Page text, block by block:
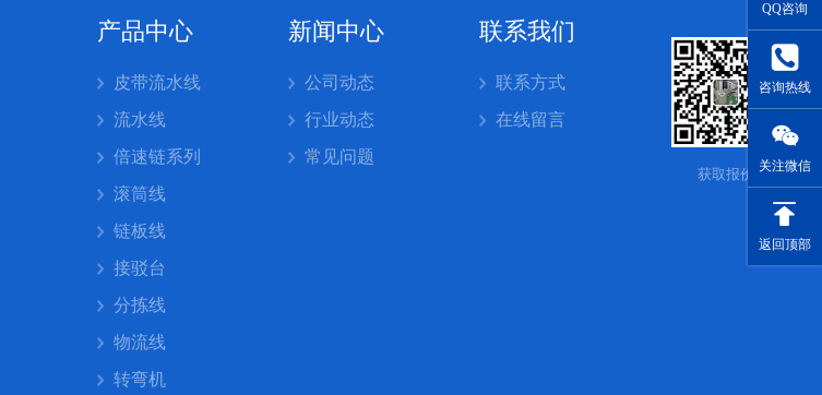
产品中心
皮带流水线
流水线
倍速链系列
滚筒线
链板线
接驳台
分拣线
物流线
转弯机
新闻中心
公司动态
行业动态
常见问题
联系我们
联系方式
在线留言
获取报价
QQ咨询
咨询热线
关注微信
返回顶部